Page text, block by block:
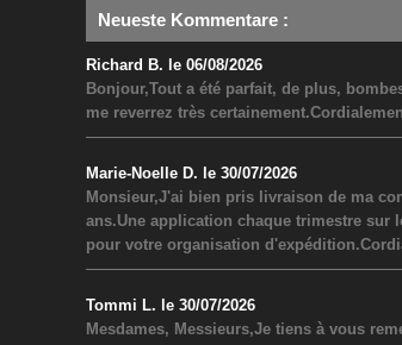
Neueste Kommentare :
Richard B. le 06/08/2026
Bonjour,Tout a été parfait, de plus,
me reverrez très
Marie-Noelle D. le 30/07/2026
Monsieur,J'ai bien pris livraison de ma
ans.Une application chaque trimestre sur
pour votre organisation
Tommi L. le 30/07/2026
Mesdames, Messieurs,Je tiens à vous